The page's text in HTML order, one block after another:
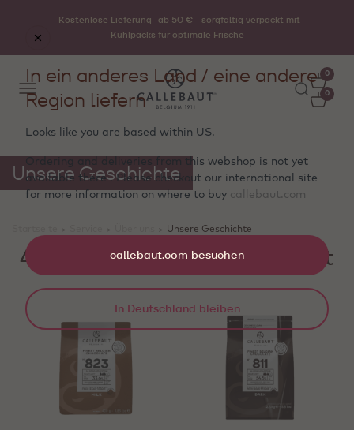
Kostenlose Lieferung
ab 50 € - sorgfältig verpackt mit
Kühlpacks für optimale Frische
0
0
Unsere Geschichte
Unsere Geschichte
4 Produkte werden angezeigt
Produkt anzeigen Produkt anzeigen
In ein anderes Land / eine andere
Region liefern
Looks like you are based within US.
Ordering and deliveries from this webshop is not yet
available there . Please checkout our international site
for more information on where to buy callebaut.com
callebaut.com besuchen
In Deutschland bleiben